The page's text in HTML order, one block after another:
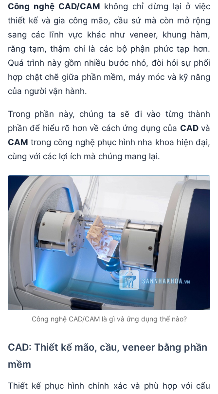
Công nghệ CAD/CAM không chỉ dừng lại ở việc
thiết kế và gia công mão, cầu sứ mà còn mở rộng
sang các lĩnh vực khác như veneer, khung hàm,
răng tạm, thậm chí là các bộ phận phức tạp hơn.
Quá trình này gồm nhiều bước nhỏ, đòi hỏi sự phối
hợp chặt chẽ giữa phần mềm, máy móc và kỹ năng
của người vận hành.
Trong phần này, chúng ta sẽ đi vào từng thành
phần để hiểu rõ hơn về cách ứng dụng của CADvà
CAM trong công nghệ phục hình nha khoa hiện đại,
cùng với các lợi ích mà chúng mang lại.
Công nghệ CAD/CAM là gì và ứng dụng thế nào?
CAD: Thiết kế mão, cầu, veneer bằng phần
mềm
Thiết kế phục hình chính xác và phù hợp với cấu